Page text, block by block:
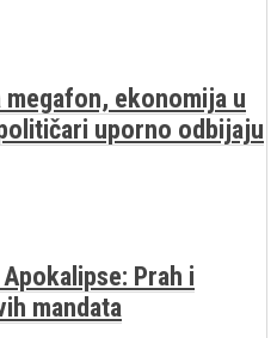
ekonomija u
uporno odbijaju
Prah i
mandata